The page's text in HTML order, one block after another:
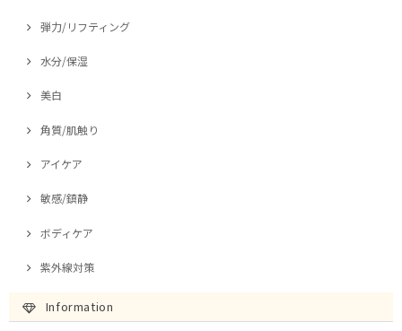
弾力/リフティング
水分/保湿
美白
角質/肌触り
アイケア
敏感/鎮静
ボディケア
紫外線対策
Information